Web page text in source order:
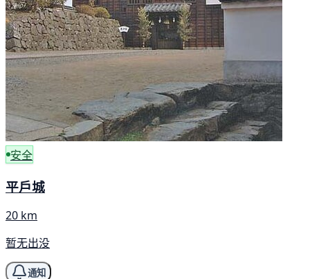
安全
平戶城
20 km
暂无出没
通知